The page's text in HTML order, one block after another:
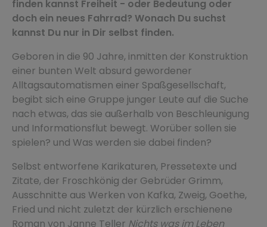
finden kannst Freiheit - oder Bedeutung oder
doch ein neues Fahrrad? Wonach Du suchst
kannst Du nur in Dir selbst finden.
Geboren in die 90 Jahre, inmitten der Konstruktion
einer bunten Welt absurd gewordener
Alltagsautomatismen einer Spaßgesellschaft,
begibt sich eine Gruppe junger Leute auf die Suche
nach etwas, das sie außerhalb von Beschleunigung
und Informationsflut bewegt. Worüber sollen sie
spielen? und Was werden sie dabei finden?
Selbst entworfene Karikaturen, Pressetexte und
Zitate, der Froschkönig der Gebrüder Grimm,
Ausschnitte aus Werken von Kafka, Zweig, Goethe,
Fried und nicht zuletzt der kürzlich erschienene
Roman von Janne Teller Nichts was im Leben